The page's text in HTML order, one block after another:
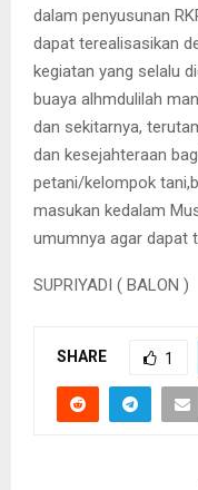
dalam penyusunan
dapat terealisasikan
kegiatan yang selalu
buaya alhmdulilah
dan sekitarnya,
dan kesejahteraan
petani/kelompok
masukan kedalam
umumnya agar dapat
SUPRIYADI ( BALON )
SHARE 1